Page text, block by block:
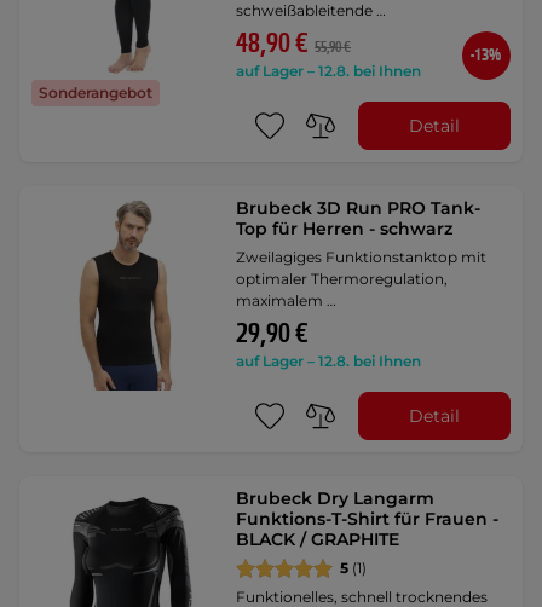
Sonderangebot
schweißableitende …
48,90 € 55,90 €
auf Lager – 12.8. bei Ihnen
-13%
Detail
Brubeck 3D Run PRO Tank-
Top für Herren - schwarz
Zweilagiges Funktionstanktop mit
optimaler Thermoregulation,
maximalem …
29,90 €
auf Lager – 12.8. bei Ihnen
Detail
Brubeck Dry Langarm
Funktions-T-Shirt für Frauen -
BLACK / GRAPHITE
5 (1)
Funktionelles, schnell trocknendes